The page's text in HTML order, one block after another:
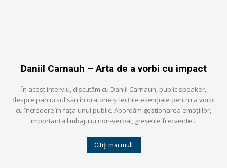
Daniil Carnauh – Arta de a vorbi cu impact
În acest interviu, discutăm cu Daniil Carnauh, public speaker,
despre parcursul său în oratorie și lecțiile esențiale pentru a vorbi
cu încredere în fața unui public. Abordăm gestionarea emoțiilor,
importanța limbajului non-verbal, greșelile frecvente...
Citiți mai mult